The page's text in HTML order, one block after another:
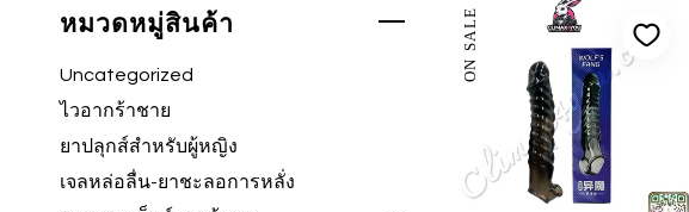
หมวดหมู่สินค้า
Uncategorized
ไวอากร้าชาย
ยาปลุกส์สำหรับผู้หญิง
เจลหล่อลื่น-ยาชะลอการหลั่ง
ON SALE